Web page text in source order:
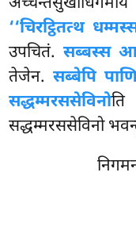
‘‘चिरट्ठितत्थ
उपचितं.सब्बस्स
तेजेन.सब्बेपि
सद्धम्मरससेविनो
सद्धम्मरससेविनो